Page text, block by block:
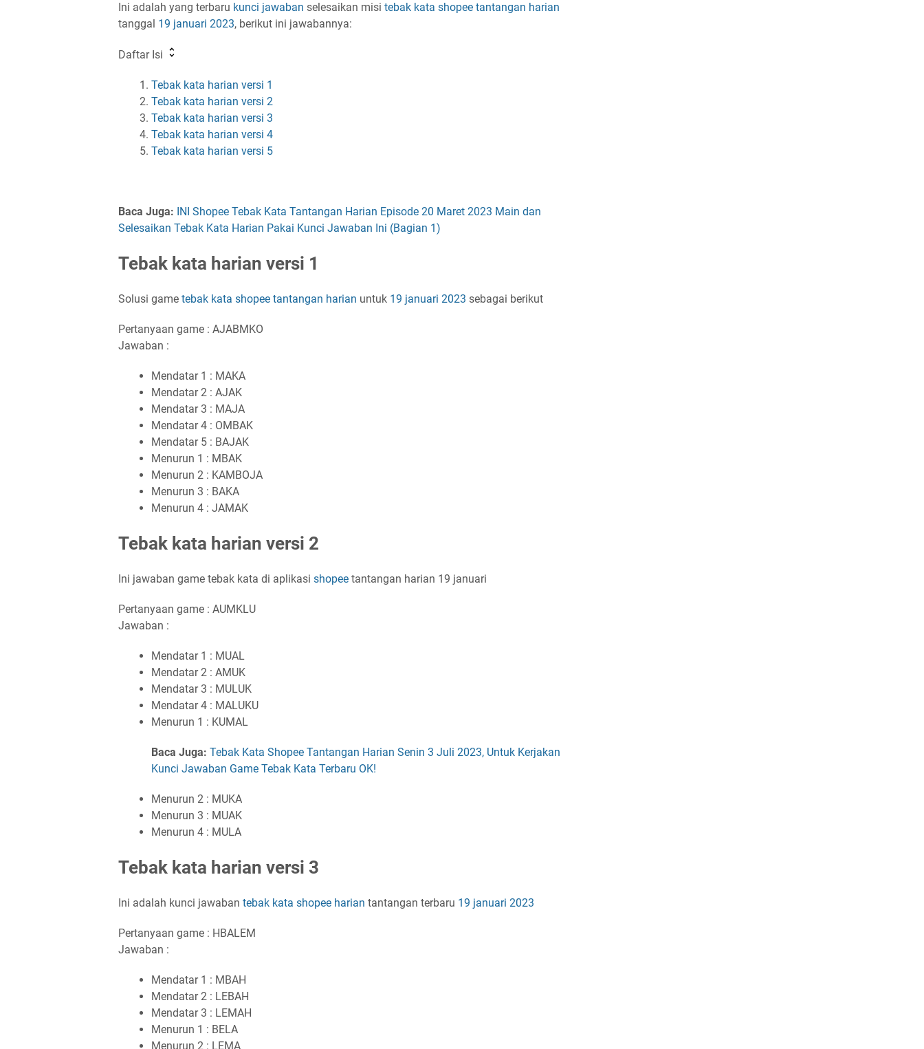
Ini adalah yang terbaru kunci jawaban selesaikan misi tebak kata shopee tantangan harian
tanggal 19 januari 2023, berikut ini jawabannya:
Daftar Isi
Tebak kata harian versi 1
Tebak kata harian versi 2
Tebak kata harian versi 3
Tebak kata harian versi 4
Tebak kata harian versi 5
Baca Juga: INI Shopee Tebak Kata Tantangan Harian Episode 20 Maret 2023 Main dan
Selesaikan Tebak Kata Harian Pakai Kunci Jawaban Ini (Bagian 1)
Tebak kata harian versi 1
Solusi game tebak kata shopee tantangan harian untuk 19 januari 2023 sebagai berikut
Pertanyaan game : AJABMKO
Jawaban :
Mendatar 1 : MAKA
Mendatar 2 : AJAK
Mendatar 3 : MAJA
Mendatar 4 : OMBAK
Mendatar 5 : BAJAK
Menurun 1 : MBAK
Menurun 2 : KAMBOJA
Menurun 3 : BAKA
Menurun 4 : JAMAK
Tebak kata harian versi 2
Ini jawaban game tebak kata di aplikasi shopee tantangan harian 19 januari
Pertanyaan game : AUMKLU
Jawaban :
Mendatar 1 : MUAL
Mendatar 2 : AMUK
Mendatar 3 : MULUK
Mendatar 4 : MALUKU
Menurun 1 : KUMAL
Baca Juga: Tebak Kata Shopee Tantangan Harian Senin 3 Juli 2023, Untuk Kerjakan
Kunci Jawaban Game Tebak Kata Terbaru OK!
Menurun 2 : MUKA
Menurun 3 : MUAK
Menurun 4 : MULA
Tebak kata harian versi 3
Ini adalah kunci jawaban tebak kata shopee harian tantangan terbaru 19 januari 2023
Pertanyaan game : HBALEM
Jawaban :
Mendatar 1 : MBAH
Mendatar 2 : LEBAH
Mendatar 3 : LEMAH
Menurun 1 : BELA
Menurun 2 : LEMA